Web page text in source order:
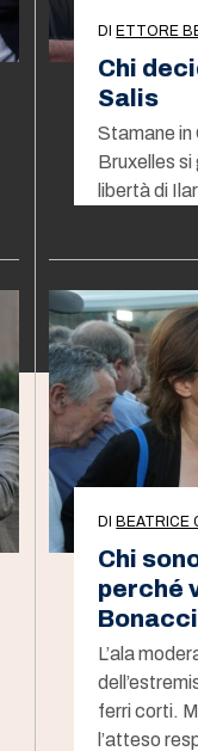
DI ETTORE
Chi
Salis
Stamane in
Bruxelles
libertà di
DI BEATRICE
Chi
perché
L’ala
ferri corti.
l’atteso